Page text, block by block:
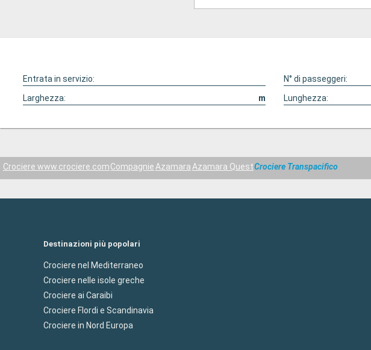
Entrata in servizio: N° di passeggeri:
Larghezza:
m Lunghezza:
Crociere www.crociere.comCompagnieAzamaraAzamara QuestCrociere Transpacifico
Destinazioni più popolari
Crociere nel Mediterraneo
Crociere nelle isole greche
Crociere ai Caraibi
Crociere Flordi e Scandinavia
Crociere in Nord Europa